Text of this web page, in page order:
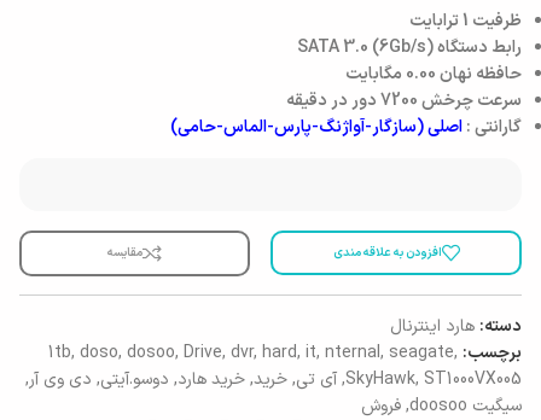
ظرفیت 1 ترابایت
رابط دستگاهSATA 3.0 (6Gb/s)
حافظه نهان0.00 مگابایت
سرعت چرخش7200 دور در دقیقه
گارانتی :اصلی (سازگار-آواژنگ-پارس-الماس-حامی)
افزودن به علاقه مندی مقایسه
دسته: هارد اینترنال
برچسب:
1tb, doso, dosoo, Drive, dvr, hard, it, nternal, seagate,
SkyHawk, ST1000VX005
,آی تی,خرید,خرید هارد, دوسو.آیتی, دی وی آر,
سیگیت doosoo
,فروش